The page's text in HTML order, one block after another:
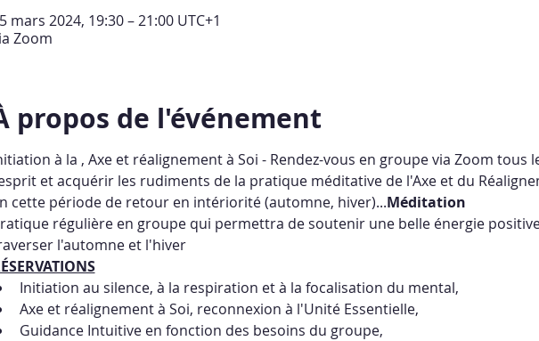
mars 2024, 19:30 – 21:00 UTC+1
Zoom
propos de l'événement
à la , Axe et réalignement à Soi - Rendez-vous en groupe via Zoom tous
et acquérir les rudiments de la pratique méditative de l'Axe et du
cette période de retour en intériorité (automne, hiver)...Méditation
régulière en groupe qui permettra de soutenir une belle énergie
l'automne et l'hiver
Initiation au silence, à la respiration et à la focalisation du mental,
Axe et réalignement à Soi, reconnexion à l'Unité Essentielle,
Guidance Intuitive en fonction des besoins du groupe,